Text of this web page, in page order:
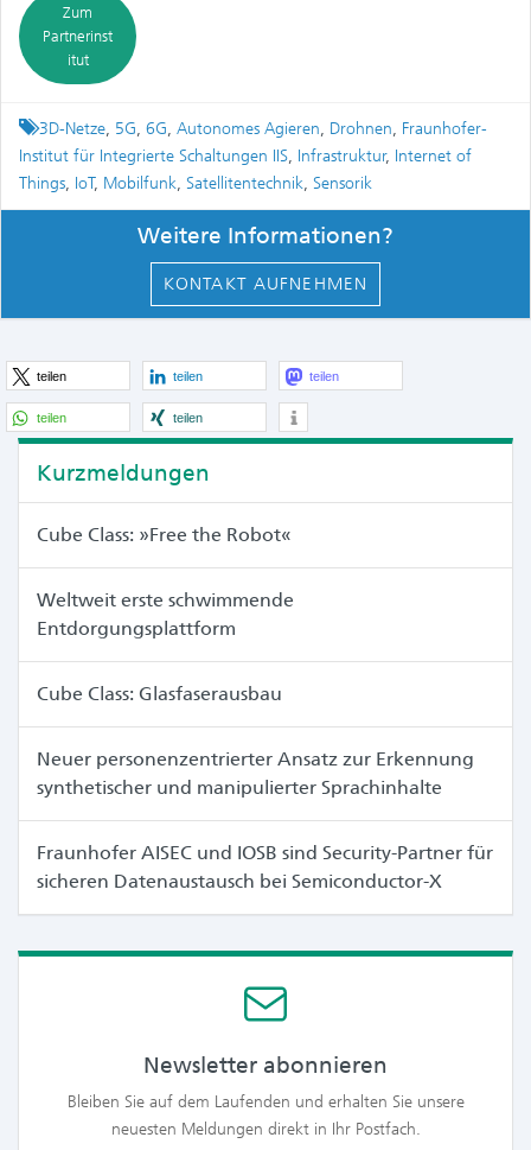
Zum
Partnerinst
itut
Tagged
3D-Netze, 5G, 6G, Autonomes Agieren, Drohnen, Fraunhofer-
Institut für Integrierte Schaltungen IIS, Infrastruktur, Internet of
Things, IoT, Mobilfunk, Satellitentechnik, Sensorik
Weitere Informationen?
KONTAKT AUFNEHMEN
teilen teilen teilen
teilen teilen
Kurzmeldungen
Cube Class: »Free the Robot«
Weltweit erste schwimmende
Entdorgungsplattform
Cube Class: Glasfaserausbau
Neuer personenzentrierter Ansatz zur Erkennung
synthetischer und manipulierter Sprachinhalte
Fraunhofer AISEC und IOSB sind Security-Partner für
sicheren Datenaustausch bei Semiconductor-X
Newsletter abonnieren
Bleiben Sie auf dem Laufenden und erhalten Sie unsere
neuesten Meldungen direkt in Ihr Postfach.